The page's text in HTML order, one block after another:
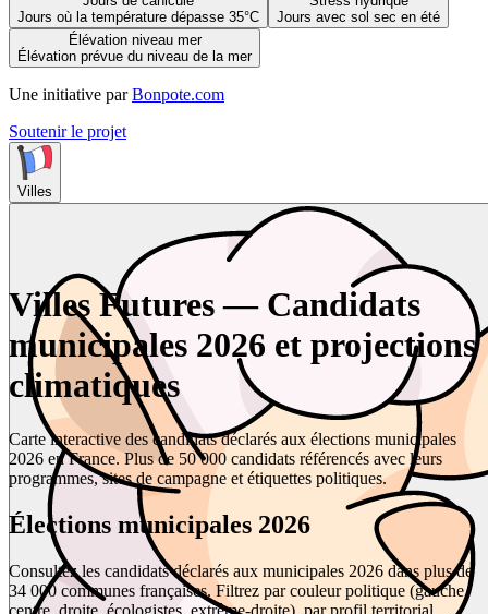
Jours où la température dépasse 35°C
Jours avec sol sec en été
Élévation niveau mer
Élévation prévue du niveau de la mer
Une initiative par Bonpote.com
Soutenir le projet
Villes
Villes Futures — Candidats
municipales 2026 et projections
climatiques
Carte interactive des candidats déclarés aux élections municipales
2026 en France. Plus de 50 000 candidats référencés avec leurs
programmes, sites de campagne et étiquettes politiques.
Élections municipales 2026
Consultez les candidats déclarés aux municipales 2026 dans plus de
34 000 communes françaises. Filtrez par couleur politique (gauche,
centre, droite, écologistes, extrême-droite), par profil territorial